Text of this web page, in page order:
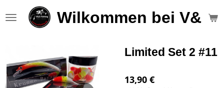
Hauptinhalt
Wilkommen bei V&S
Limited Set 2 #11
13,90 €